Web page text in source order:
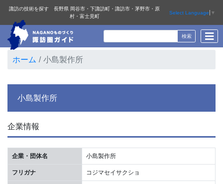
諏訪の技術を探す 長野県 岡谷市・下諏訪町・諏訪市・茅野市・原
村・富士見町
Select Language ▼
ホーム 小島製作所
小島製作所
企業情報
企業・団体名 小島製作所
フリガナ コジマセイサクショ